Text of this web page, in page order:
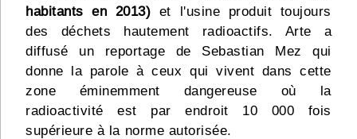
habitants en 2013) et l'usine produit toujours
des déchets hautement radioactifs. Arte a
diffusé un reportage de Sebastian Mez qui
donne la parole à ceux qui vivent dans cette
zone éminemment dangereuse où la
radioactivité est par endroit 10 000 fois
supérieure à la norme autorisée.